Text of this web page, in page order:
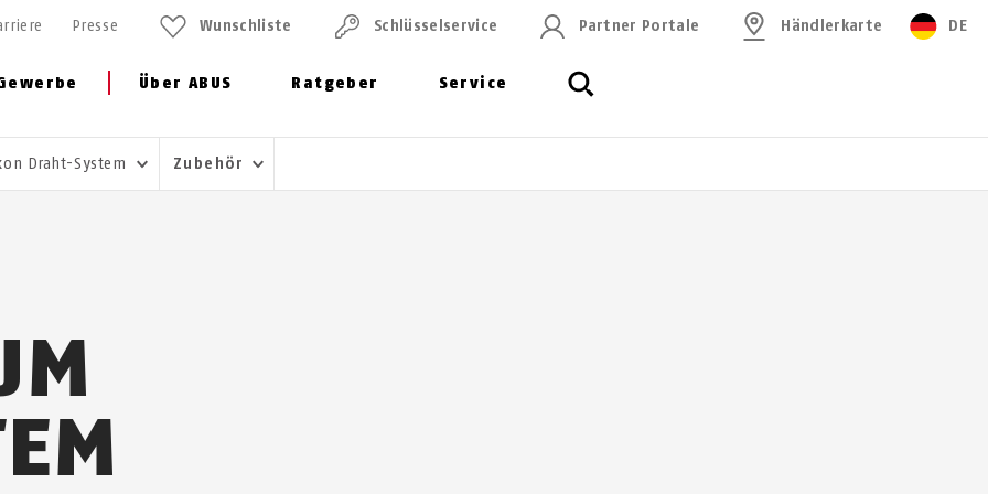
Über ABUS Ratgeber Service
Presse Wunschliste Schlüssel­service Partner Portale Händlerkarte DE
Draht-System Zubehör